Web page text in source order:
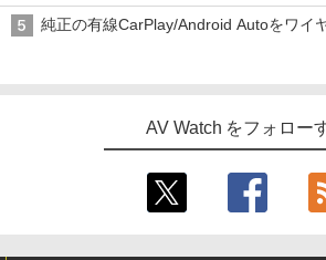
純正の有線CarPlay/Android Autoをワイ
AV Watch をフォロー